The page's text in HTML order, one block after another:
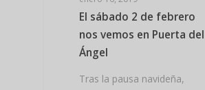
El sábado 2 de febrero
nos vemos en Puerta del
Ángel
Tras la pausa navideña,